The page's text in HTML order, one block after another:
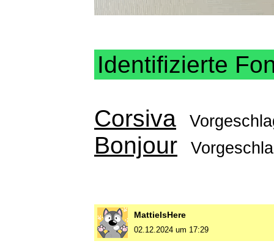
Identifizierte
Corsiva
Bonjour
MattieIsHere
02.12.2024 um 17:29